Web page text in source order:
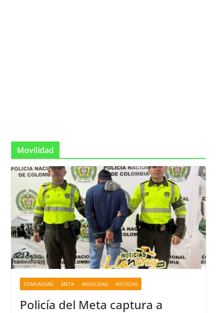
Movilidad
COMUNIDAD META MOVILIDAD NOTICIAS
Policía del Meta captura a